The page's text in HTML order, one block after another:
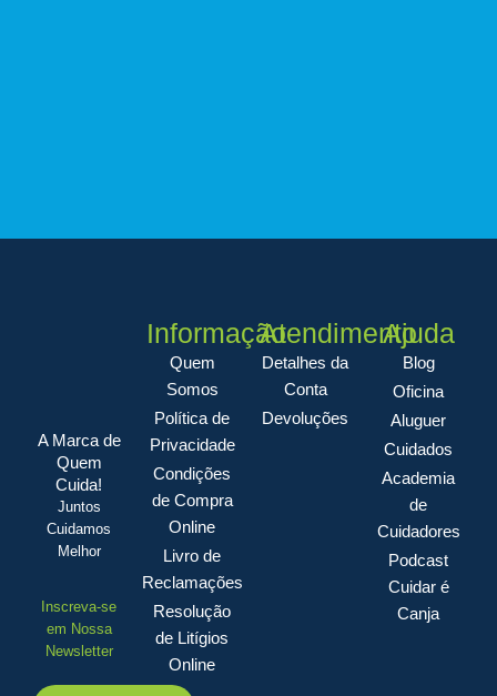
A Marca de
Quem
Cuida!
Juntos
Cuidamos
Melhor
Inscreva-se
em Nossa
Newsletter
Informação
Quem
Somos
Política de
Privacidade
Condições
de Compra
Online
Livro de
Reclamações
Resolução
de Litígios
Online
Atendimento
Detalhes da
Conta
Devoluções
Ajuda
Blog
Oficina
Aluguer
Cuidados
Academia
de
Cuidadores
Podcast
Cuidar é
Canja